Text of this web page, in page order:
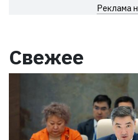
Реклама
Свежее